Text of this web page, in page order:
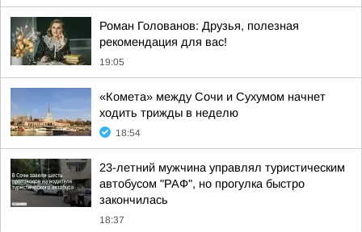
Роман Голованов: Друзья, полезная
рекомендация для вас!
19:05
«Комета» между Сочи и Сухумом начнет
ходить трижды в неделю
18:54
23-летний мужчина управлял туристическим
автобусом "РАФ", но прогулка быстро
закончилась
18:37